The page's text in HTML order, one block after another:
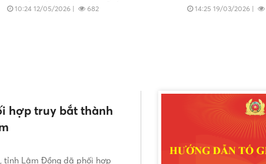
10:24 12/05/2026| 682 14:25 19/03/2026|
hợp truy bắt thành
tỉnh Lâm Đồng đã phối hợp